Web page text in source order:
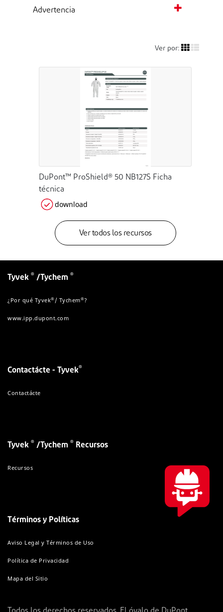
Advertencia
Ver por:
DuPont™ ProShield® 50 NB127S Ficha
técnica
download
Ver todos los recursos
Tyvek ® /Tychem ®
¿Por qué Tyvek®/ Tychem®?
www.ipp.dupont.com
Contactácte - Tyvek®
Contactácte
Tyvek ® /Tychem ® Recursos
Recursos
Términos y Políticas
Aviso Legal y Términos de Uso
Política de Privacidad
Mapa del Sitio